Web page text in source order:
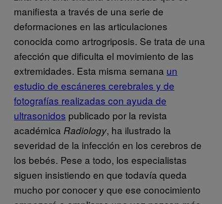
manifiesta a través de una serie de
deformaciones en las articulaciones
conocida como artrogriposis. Se trata de una
afección que dificulta el movimiento de las
extremidades. Esta misma semana un
estudio de escáneres cerebrales y de
fotografías realizadas con ayuda de
ultrasonidos publicado por la revista
académica Radiology, ha ilustrado la
severidad de la infección en los cerebros de
los bebés. Pese a todo, los especialistas
siguen insistiendo en que todavía queda
mucho por conocer y que ese conocimiento